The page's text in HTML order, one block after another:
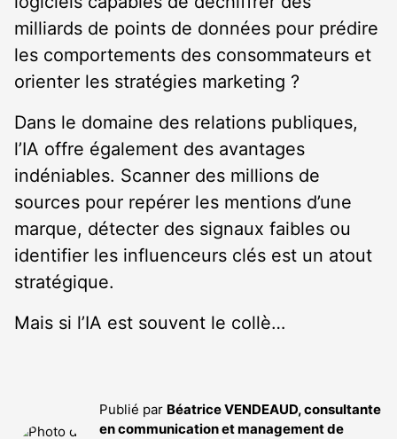
milliards de points de données pour prédire
les comportements des consommateurs et
orienter les stratégies marketing ?
Dans le domaine des relations publiques,
l’IA offre également des avantages
indéniables. Scanner des millions de
sources pour repérer les mentions d’une
marque, détecter des signaux faibles ou
identifier les influenceurs clés est un atout
stratégique.
Mais si l’IA est souvent le collè…
Publié par Béatrice VENDEAUD, consultante
en communication et management de